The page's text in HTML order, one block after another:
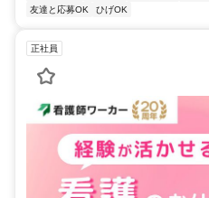
友達と応募OK
ひげOK
正社員